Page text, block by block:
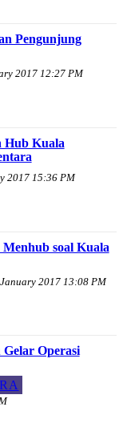
Pengunjung
2017 12:27 PM
Hub Kuala
2017 15:36 PM
soal Kuala
2017 13:08 PM
Operasi